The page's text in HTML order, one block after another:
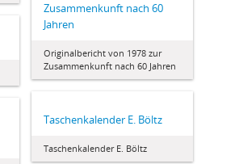
Zusammenkunft nach 60
Jahren
Originalbericht von 1978 zur
Zusammenkunft nach 60 Jahren
Taschenkalender E. Böltz
Taschenkalender E. Böltz